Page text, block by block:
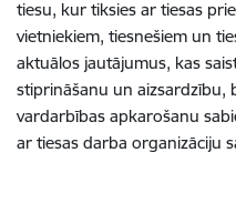
tiesu, kur tiksies ar tiesas
vietniekiem, tiesnešiem un
aktuālos jautājumus, kas
stiprināšanu un aizsardzību,
vardarbības apkarošanu
ar tiesas darba organizāciju